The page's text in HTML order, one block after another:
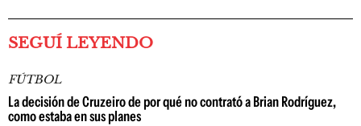
SEGUÍ LEYENDO
FÚTBOL
La decisión de Cruzeiro de por qué no contrató a Brian Rodríguez,
como estaba en sus planes